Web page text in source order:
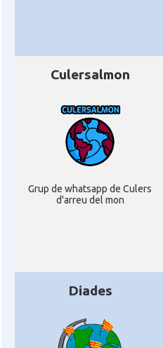
Culersalmon
Grup de whatsapp de Culers
d'arreu del mon
Diades